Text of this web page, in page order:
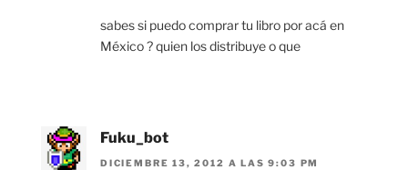
sabes si puedo comprar tu libro por acá en
México ? quien los distribuye o que
Fuku_bot
DICIEMBRE 13, 2012 A LAS 9:03 PM